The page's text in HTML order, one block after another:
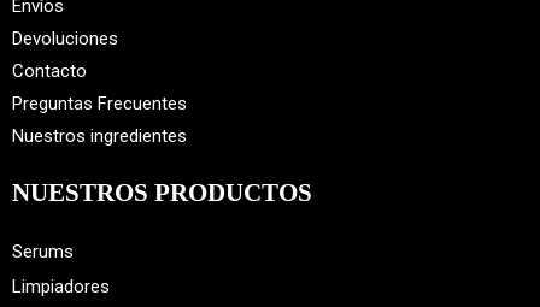
Envíos
Devoluciones
Contacto
Preguntas Frecuentes
Nuestros ingredientes
NUESTROS PRODUCTOS
Serums
Limpiadores